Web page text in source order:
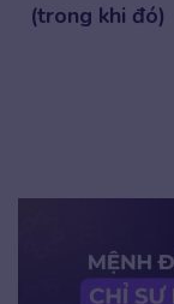
(trong khi đó)